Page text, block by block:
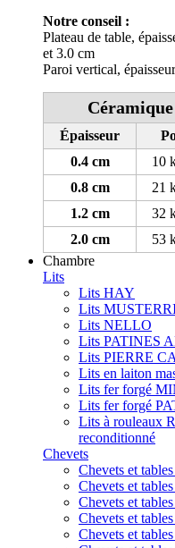
Notre conseil :
Plateau de table,
et 3.0 cm
Paroi vertical,
Céramique
Épaisseur
0.4 cm
10
0.8 cm
21
1.2 cm
32
2.0 cm
53
Chambre
Lits
Lits HAY
Lits
Lits NELLO
Lits PATINES
Lits PIERRE
Lits en laiton
Lits fer forgé
Lits fer forgé
Lits à rouleaux
reconditionné
Chevets
Chevets et
Chevets et
Chevets et
Chevets et
Chevets et